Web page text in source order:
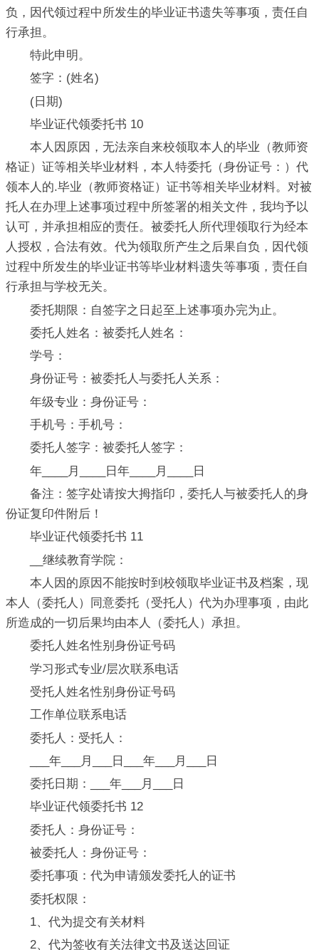
负，因代领过程中所发生的毕业证书遗失等事项，责任自
行承担。
特此申明。
签字：(姓名)
(日期)
毕业证代领委托书 10
本人因原因，无法亲自来校领取本人的毕业（教师资
格证）证等相关毕业材料，本人特委托（身份证号：）代
领本人的.毕业（教师资格证）证书等相关毕业材料。对被
托人在办理上述事项过程中所签署的相关文件，我均予以
认可，并承担相应的责任。被委托人所代理领取行为经本
人授权，合法有效。代为领取所产生之后果自负，因代领
过程中所发生的毕业证书等毕业材料遗失等事项，责任自
行承担与学校无关。
委托期限：自签字之日起至上述事项办完为止。
委托人姓名：被委托人姓名：
学号：
身份证号：被委托人与委托人关系：
年级专业：身份证号：
手机号：手机号：
委托人签字：被委托人签字：
年____月____日年____月____日
备注：签字处请按大拇指印，委托人与被委托人的身
份证复印件附后！
毕业证代领委托书 11
__继续教育学院：
本人因的原因不能按时到校领取毕业证书及档案，现
本人（委托人）同意委托（受托人）代为办理事项，由此
所造成的一切后果均由本人（委托人）承担。
委托人姓名性别身份证号码
学习形式专业/层次联系电话
受托人姓名性别身份证号码
工作单位联系电话
委托人：受托人：
___年___月___日___年___月___日
委托日期：___年___月___日
毕业证代领委托书 12
委托人：身份证号：
被委托人：身份证号：
委托事项：代为申请颁发委托人的证书
委托权限：
1、代为提交有关材料
2、代为签收有关法律文书及送达回证